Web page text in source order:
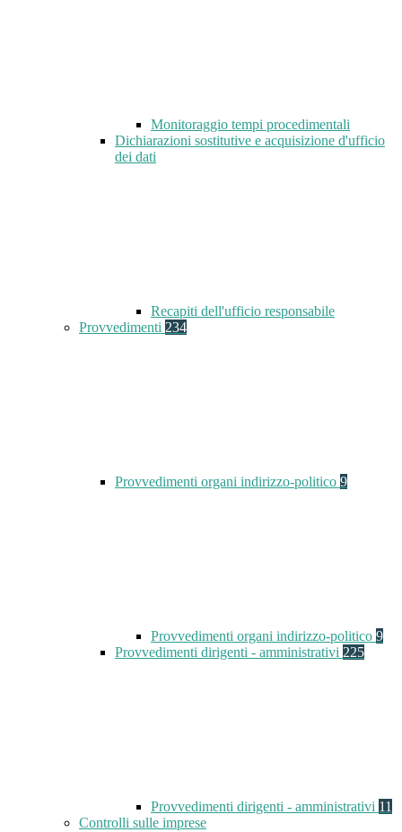
Monitoraggio tempi procedimentali
Dichiarazioni sostitutive e acquisizione d'ufficio
dei dati
Recapiti dell'ufficio responsabile
Provvedimenti 234
Provvedimenti organi indirizzo-politico 9
Provvedimenti organi indirizzo-politico 9
Provvedimenti dirigenti - amministrativi 225
Provvedimenti dirigenti - amministrativi 11
Controlli sulle imprese